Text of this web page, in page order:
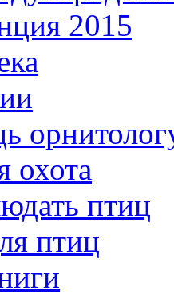
2015
охота
птиц
птиц